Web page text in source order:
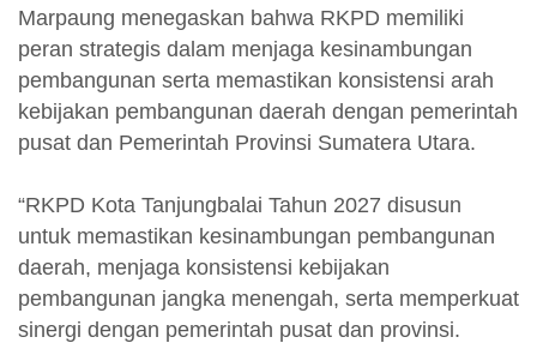
Marpaung menegaskan bahwa RKPD memiliki
peran strategis dalam menjaga kesinambungan
pembangunan serta memastikan konsistensi arah
kebijakan pembangunan daerah dengan pemerintah
pusat dan Pemerintah Provinsi Sumatera Utara.
“RKPD Kota Tanjungbalai Tahun 2027 disusun
untuk memastikan kesinambungan pembangunan
daerah, menjaga konsistensi kebijakan
pembangunan jangka menengah, serta memperkuat
sinergi dengan pemerintah pusat dan provinsi.